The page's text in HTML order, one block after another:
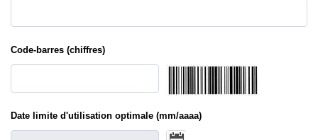
Code-barres (chiffres)
Date limite d'utilisation optimale (mm/aaaa)